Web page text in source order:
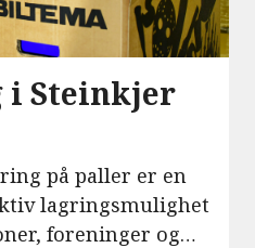
i Steinkjer
på paller er en
lagringsmulighet
foreninger og